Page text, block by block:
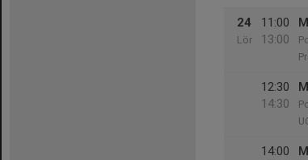
24
Lör
11:00
13:00
12:30
14:30
14:00